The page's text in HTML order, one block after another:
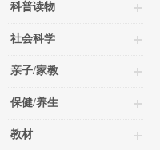
科普读物
社会科学
亲子/家教
保健/养生
教材